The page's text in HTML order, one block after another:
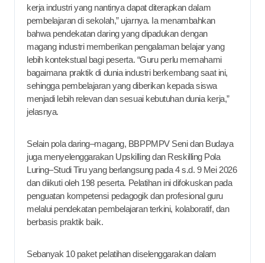
kerja industri yang nantinya dapat diterapkan dalam
pembelajaran di sekolah,” ujarnya. Ia menambahkan
bahwa pendekatan daring yang dipadukan dengan
magang industri memberikan pengalaman belajar yang
lebih kontekstual bagi peserta. “Guru perlu memahami
bagaimana praktik di dunia industri berkembang saat ini,
sehingga pembelajaran yang diberikan kepada siswa
menjadi lebih relevan dan sesuai kebutuhan dunia kerja,”
jelasnya.
Selain pola daring–magang, BBPPMPV Seni dan Budaya
juga menyelenggarakan Upskilling dan Reskilling Pola
Luring–Studi Tiru yang berlangsung pada 4 s.d. 9 Mei 2026
dan diikuti oleh 198 peserta. Pelatihan ini difokuskan pada
penguatan kompetensi pedagogik dan profesional guru
melalui pendekatan pembelajaran terkini, kolaboratif, dan
berbasis praktik baik.
Sebanyak 10 paket pelatihan diselenggarakan dalam